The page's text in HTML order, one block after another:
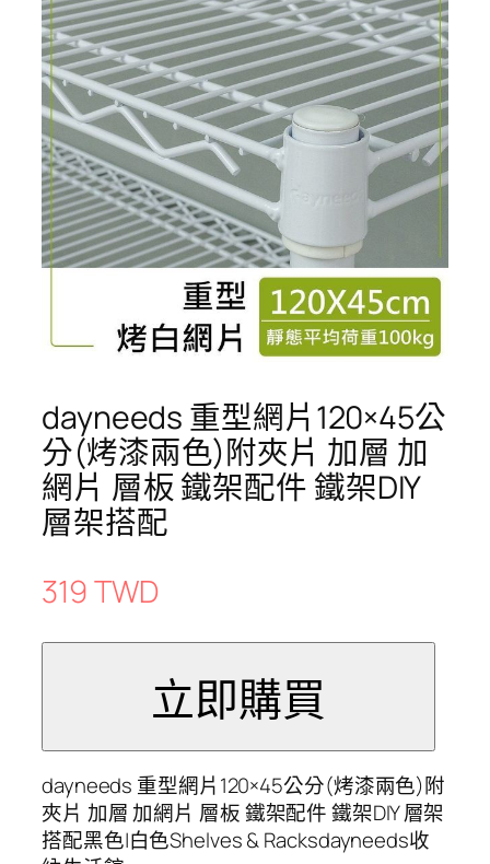
dayneeds 重型網片120×45公
分(烤漆兩色)附夾片 加層 加
網片 層板 鐵架配件 鐵架DIY
層架搭配
319 TWD
dayneeds 重型網片120×45公分(烤漆兩色)附
夾片 加層 加網片 層板 鐵架配件 鐵架DIY 層架
搭配黑色|白色Shelves & Racksdayneeds收